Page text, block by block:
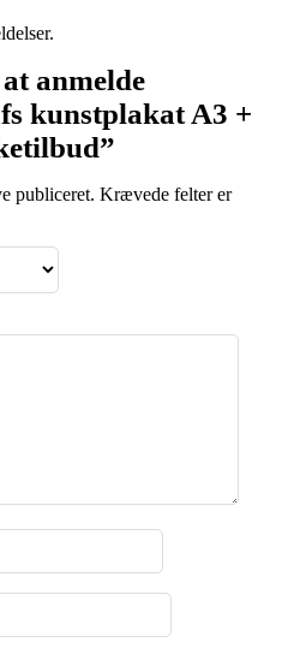
anmelde
kunstplakat A3 +
publiceret. Krævede felter er